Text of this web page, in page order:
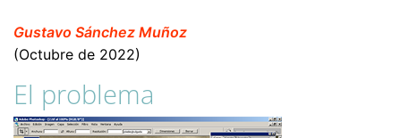
Gustavo Sánchez Muñoz
(Octubre de 2022)
El problema